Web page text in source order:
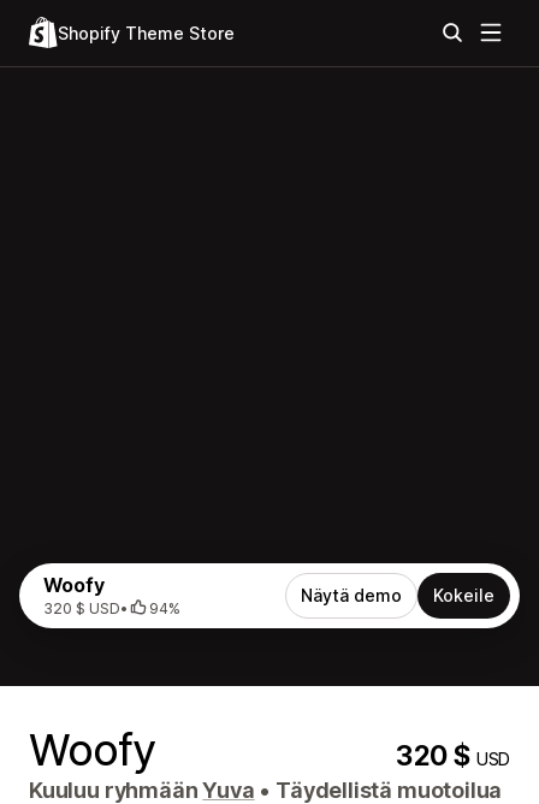
Shopify Theme Store
Woofy
320 $ USD• 94%
Näytä demo Kokeile
Woofy 320 $USD
Kuuluu ryhmäänYuva • Täydellistä muotoilua